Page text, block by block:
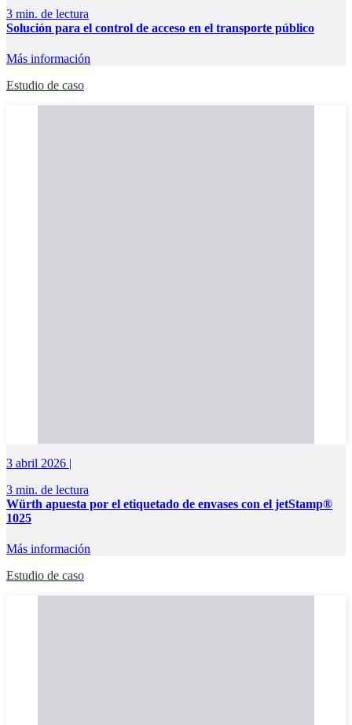
3 min. de lectura
Solución para el control de acceso en el transporte público
Más información
Estudio de caso
3 abril 2026 |
3 min. de lectura
Würth apuesta por el etiquetado de envases con el jetStamp®
1025
Más información
Estudio de caso